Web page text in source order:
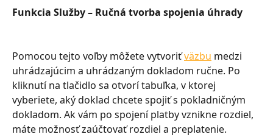
Funkcia Služby – Ručná tvorba spojenia úhrady
Pomocou tejto voľby môžete vytvoriť väzbu medzi
uhrádzajúcim a uhrádzaným dokladom ručne. Po
kliknutí na tlačidlo sa otvorí tabuľka, v ktorej
vyberiete, aký doklad chcete spojiť s pokladničným
dokladom. Ak vám po spojení platby vznikne rozdiel,
máte možnosť zaúčtovať rozdiel a preplatenie.